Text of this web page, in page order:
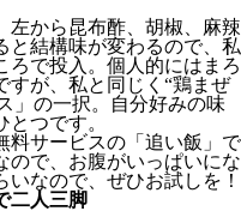
左から昆布酢、胡椒、麻辣
と結構味が変わるので、私
ろで投入。個人的にはまろ
すが、私と同じく“鶏まぜ
」の一択。自分好みの味
つです。
料サービスの「追い飯」で
ので、お腹がいっぱいにな
なので、ぜひお試しを！
二人三脚